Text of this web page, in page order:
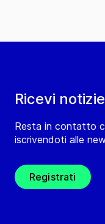
Ricevi
Resta in contatto
iscrivendoti alle
Registrati